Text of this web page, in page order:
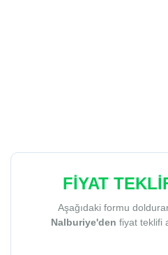
FİYAT
Aşağıdaki formu
Nalburiye'den fiyat teklifi